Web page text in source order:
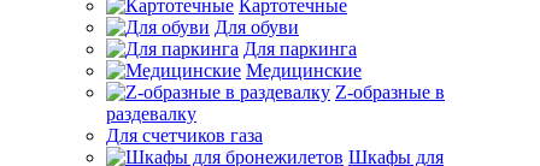
Картотечные
Для обуви
Для паркинга
Медицинские
Z-образные в
раздевалку
Для счетчиков газа
Шкафы для